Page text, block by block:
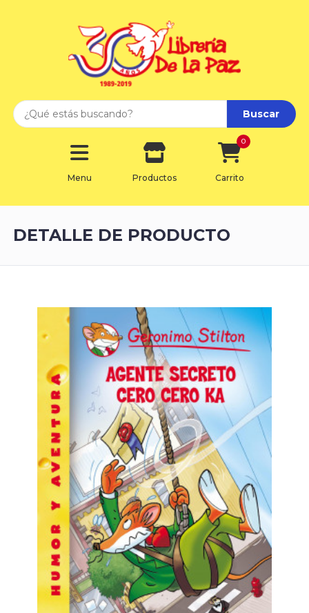
Buscar
Menu Productos Carrito
0
DETALLE DE PRODUCTO